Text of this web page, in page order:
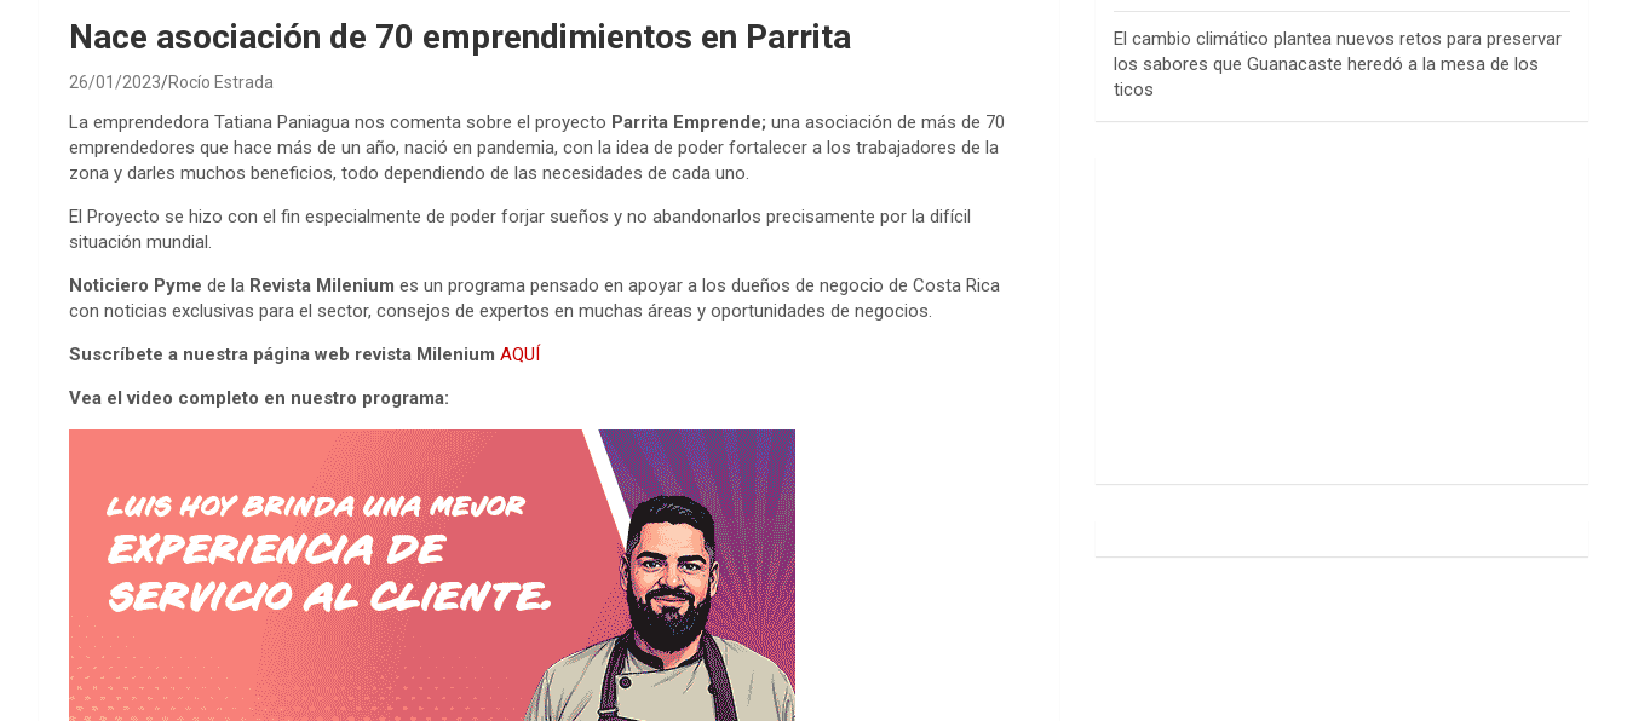
Nace asociación de 70 emprendimientos en Parrita
26/01/2023 Rocío Estrada
La emprendedora Tatiana Paniagua nos comenta sobre el proyecto Parrita Emprende; una asociación de más de 70
emprendedores que hace más de un año, nació en pandemia, con la idea de poder fortalecer a los trabajadores de la
zona y darles muchos beneficios, todo dependiendo de las necesidades de cada uno.
El Proyecto se hizo con el fin especialmente de poder forjar sueños y no abandonarlos precisamente por la difícil
situación mundial.
Noticiero Pyme de la Revista Milenium es un programa pensado en apoyar a los dueños de negocio de Costa Rica
con noticias exclusivas para el sector, consejos de expertos en muchas áreas y oportunidades de negocios.
Suscríbete a nuestra página web revista Milenium AQUÍ
Vea el video completo en nuestro programa:
El cambio climático plantea nuevos retos para preservar
los sabores que Guanacaste heredó a la mesa de los
ticos